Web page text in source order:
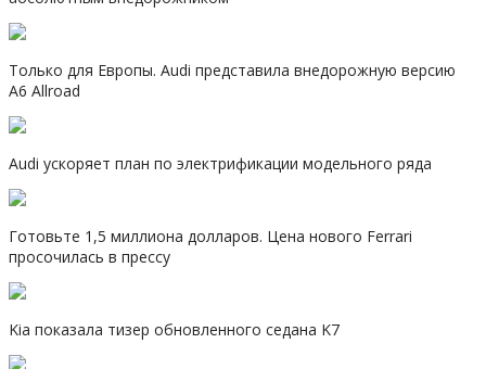
Только для Европы. Audi представила внедорожную версию
A6 Allroad
Audi ускоряет план по электрификации модельного ряда
Готовьте 1,5 миллиона долларов. Цена нового Ferrari
просочилась в прессу
Kia показала тизер обновленного седана K7